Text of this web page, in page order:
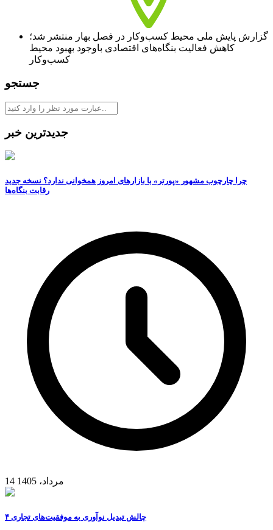
گزارش پایش ملی محیط کسب‌وکار در فصل بهار منتشر شد؛
کاهش فعالیت بنگاه‌های اقتصادی باوجود بهبود محیط
کسب‌وکار
جستجو
جدیدترین خبر
چرا چارچوب مشهور «پورتر» با بازارهای امروز همخوانی ندارد؟ نسخه جدید
رقابت‌ بنگاه‌ها
14 مرداد، 1405
۴ چالش تبدیل نوآوری به موفقیت‌های تجاری